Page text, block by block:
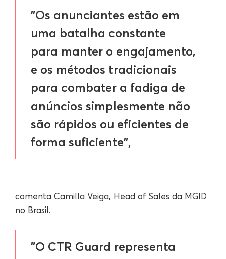
"Os anunciantes estão em
uma batalha constante
para manter o engajamento,
e os métodos tradicionais
para combater a fadiga de
anúncios simplesmente não
são rápidos ou eficientes de
forma suficiente",
comenta Camilla Veiga, Head of Sales da MGID
no Brasil.
"O CTR Guard representa